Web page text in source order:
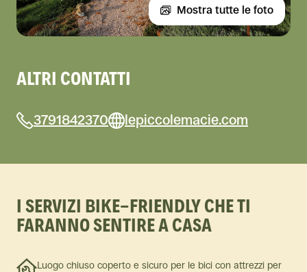
Mostra tutte le foto
ALTRI CONTATTI
3791842370 lepiccolemacie.com
I SERVIZI BIKE-FRIENDLY CHE TI
FARANNO SENTIRE A CASA
Luogo chiuso coperto e sicuro per le bici con attrezzi per